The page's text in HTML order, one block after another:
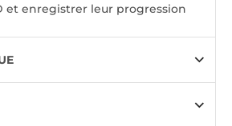
et enregistrer leur progression